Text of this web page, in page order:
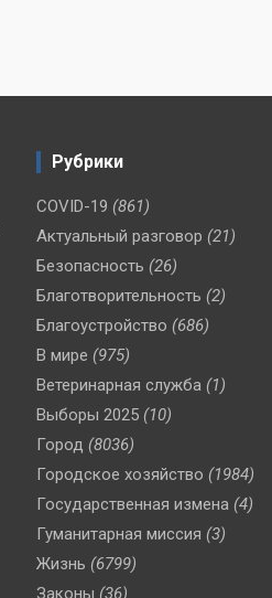
Рубрики
COVID-19 (861)
Актуальный разговор (21)
Безопасность (26)
Благотворительность (2)
Благоустройство (686)
В мире (975)
Ветеринарная служба (1)
Выборы 2025 (10)
Город (8036)
Городское хозяйство (1984)
Государственная измена (4)
Гуманитарная миссия (3)
Жизнь (6799)
Законы (36)